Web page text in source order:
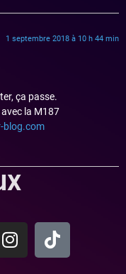
1 septembre 2018 à 10 h 44 min
ça passe.
avec la M187
blog.com